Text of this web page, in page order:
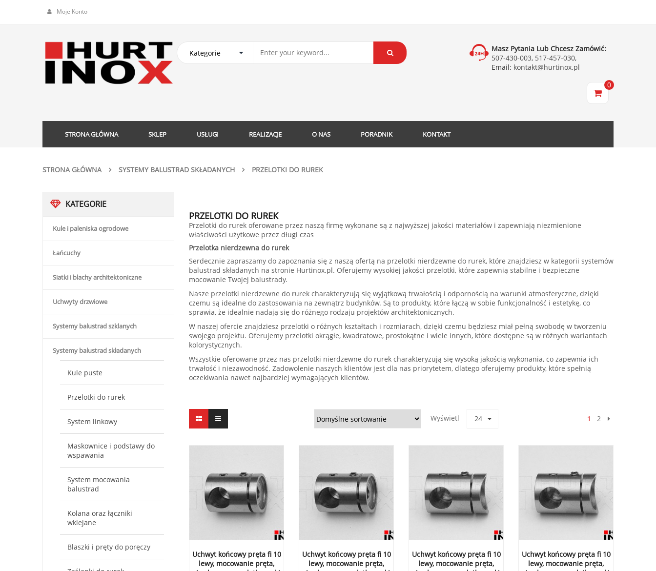
Moje Konto
Masz Pytania Lub Chcesz Zamówić:
507-430-003, 517-457-030,
Email: kontakt@hurtinox.pl
0
STRONA GŁÓWNA SKLEP USŁUGI REALIZACJE O NAS PORADNIK KONTAKT
STRONA GŁÓWNA SYSTEMY BALUSTRAD SKŁADANYCH PRZELOTKI DO RUREK
KATEGORIE
Kule i paleniska ogrodowe
Łańcuchy
Siatki i blachy architektoniczne
Uchwyty drzwiowe
Systemy balustrad szklanych
Systemy balustrad składanych
Kule puste
Przelotki do rurek
System linkowy
Maskownice i podstawy do
wspawania
System mocowania
balustrad
Kolana oraz łączniki
wklejane
Blaszki i pręty do poręczy
PRZELOTKI DO RUREK
Przelotki do rurek oferowane przez naszą firmę wykonane są z najwyższej jakości materiałów i zapewniają niezmienione
właściwości użytkowe przez długi czas
Przelotka nierdzewna do rurek
Serdecznie zapraszamy do zapoznania się z naszą ofertą na przelotki nierdzewne do rurek, które znajdziesz w kategorii systemów
balustrad składanych na stronie Hurtinox.pl. Oferujemy wysokiej jakości przelotki, które zapewnią stabilne i bezpieczne
mocowanie Twojej balustrady.
Nasze przelotki nierdzewne do rurek charakteryzują się wyjątkową trwałością i odpornością na warunki atmosferyczne, dzięki
czemu są idealne do zastosowania na zewnątrz budynków. Są to produkty, które łączą w sobie funkcjonalność i estetykę, co
sprawia, że idealnie nadają się do różnego rodzaju projektów architektonicznych.
W naszej ofercie znajdziesz przelotki o różnych kształtach i rozmiarach, dzięki czemu będziesz miał pełną swobodę w tworzeniu
swojego projektu. Oferujemy przelotki okrągłe, kwadratowe, prostokątne i wiele innych, które dostępne są w różnych wariantach
kolorystycznych.
Wszystkie oferowane przez nas przelotki nierdzewne do rurek charakteryzują się wysoką jakością wykonania, co zapewnia ich
trwałość i niezawodność. Zadowolenie naszych klientów jest dla nas priorytetem, dlatego oferujemy produkty, które spełnią
oczekiwania nawet najbardziej wymagających klientów.
Wyświetl 24 1 2
Uchwyt końcowy pręta fi 10
lewy, mocowanie pręta,
Uchwyt końcowy pręta fi 10
lewy, mocowanie pręta,
Uchwyt końcowy pręta fi 10
lewy, mocowanie pręta,
Uchwyt końcowy pręta fi 10
lewy, mocowanie pręta,